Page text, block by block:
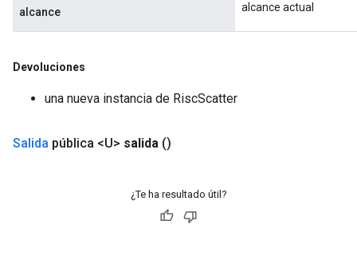
alcance alcance actual
Devoluciones
una nueva instancia de RiscScatter
Salida pública <U> salida ()
¿Te ha resultado útil?